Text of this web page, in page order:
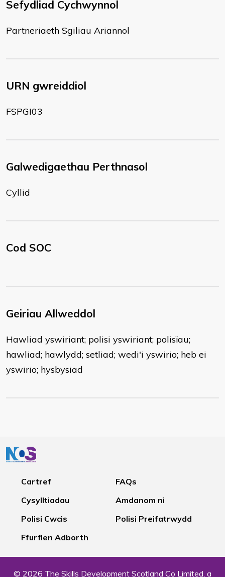
Sefydliad Cychwynnol
Partneriaeth Sgiliau Ariannol
URN gwreiddiol
FSPGI03
Galwedigaethau Perthnasol
Cyllid
Cod SOC
Geiriau Allweddol
Hawliad yswiriant; polisi yswiriant; polisïau;
hawliad; hawlydd; setliad; wedi'i yswirio; heb ei
yswirio; hysbysiad
Cartref
FAQs
Cysylltiadau
Amdanom ni
Polisi Cwcis
Polisi Preifatrwydd
Ffurflen Adborth
© 2026 The Skills Development Scotland Co Limited, a